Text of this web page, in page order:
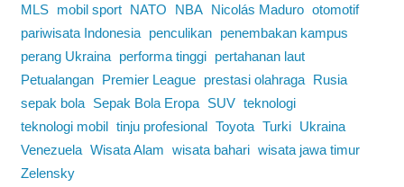
MLS
mobil sport NATO NBA Nicolás Maduro otomotif
pariwisata Indonesia
penculikan
penembakan kampus
perang Ukraina
performa tinggi
pertahanan laut
Petualangan
Premier League prestasi olahraga
Rusia
sepak bola
Sepak Bola Eropa SUV teknologi
teknologi mobil tinju profesional Toyota Turki
Ukraina
Venezuela Wisata Alam wisata bahari wisata jawa timur
Zelensky